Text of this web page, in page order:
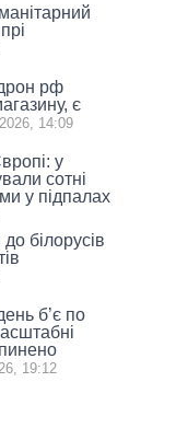
рф
є
14:09
у
сотні
у підпалах
білорусів
б’є по
19:12